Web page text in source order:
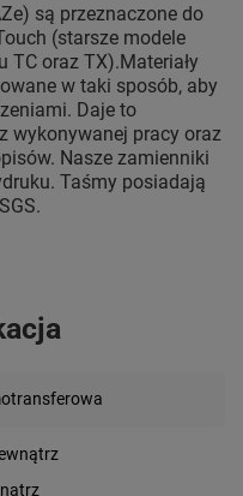
są przeznaczone do
(starsze modele
TC oraz TX).Materiały
w taki sposób, aby
Daje to
wykonywanej pracy oraz
Nasze zamienniki
Taśmy posiadają